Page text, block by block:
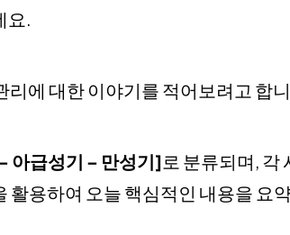
요.
리에 대한 이야기를 적어보려고 합
아급성기 – 만성기]로 분류되며, 각
활용하여 오늘 핵심적인 내용을 요